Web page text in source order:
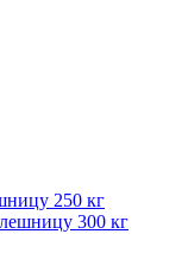
250 кг
300 кг